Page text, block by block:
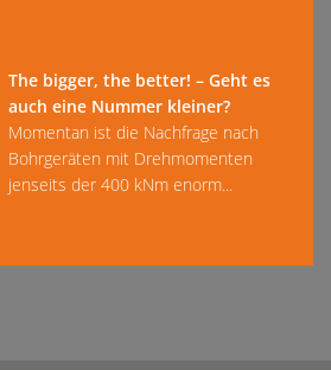
The bigger, the better! – Geht es
auch eine Nummer kleiner?
Momentan ist die Nachfrage nach
Bohrgeräten mit Drehmomenten
jenseits der 400 kNm enorm...